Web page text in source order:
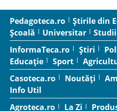
Pedagoteca.ro Știrile din
Școală
Universitar
InformaTeca.ro
Știri
Educație
Sport
Casoteca.ro
Noutăți
Info Util
Agroteca.ro
La Zi